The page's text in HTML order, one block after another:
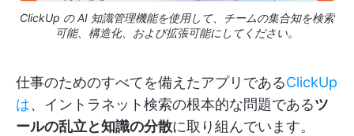
ClickUp の AI 知識管理機能を使用して、チームの集合知を検索
可能、構造化、および拡張可能にしてください。
仕事のためのすべてを備えたアプリであるClickUp
は、イントラネット検索の根本的な問題であるツ
ールの乱立と知識の分散に取り組んでいます。